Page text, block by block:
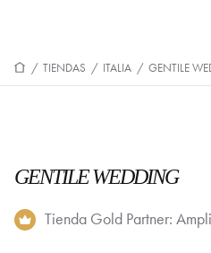
/ TIENDAS / ITALIA / GENTILE
GENTILE WEDDING
Tienda Gold Partner: